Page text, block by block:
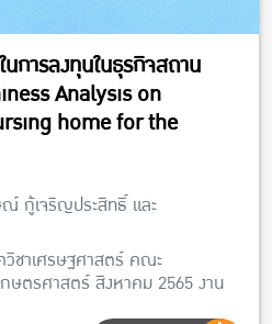
นการลงทุนในธุรกิจสถาน
Analysis on
home for the
กู้เจริญประสิทธิ์ และ
ชาเศรษฐศาสตร์ คณะ
ษตรศาสตร์ สิงหาคม 2565 งาน